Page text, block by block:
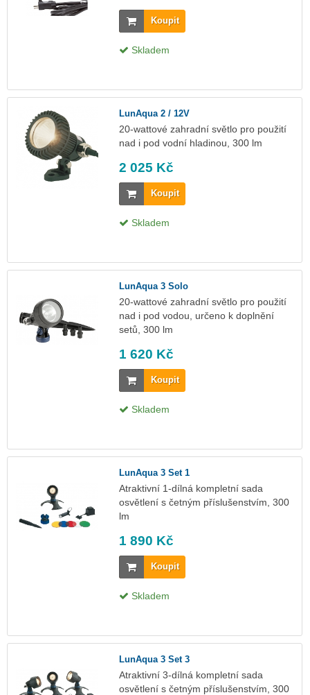
Koupit
Skladem
LunAqua 2 / 12V
20-wattové zahradní světlo pro použití
nad i pod vodní hladinou, 300 lm
2 025 Kč
Koupit
Skladem
LunAqua 3 Solo
20-wattové zahradní světlo pro použití
nad i pod vodou, určeno k doplnění
setů, 300 lm
1 620 Kč
Koupit
Skladem
LunAqua 3 Set 1
Atraktivní 1-dílná kompletní sada
osvětlení s četným příslušenstvím, 300
lm
1 890 Kč
Koupit
Skladem
LunAqua 3 Set 3
Atraktivní 3-dílná kompletní sada
osvětlení s četným příslušenstvím, 300